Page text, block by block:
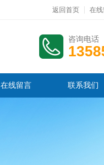
返回首页 在
咨询电话
在线留言 联系我们